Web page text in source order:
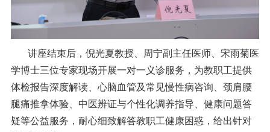
讲座结束后，倪光夏教授、周宁副主任医师、宋雨菊医
学博士三位专家现场开展一对一义诊服务，为教职工提供
体检报告深度解读、心脑血管及常见慢性病咨询、颈肩腰
腿痛推拿体验、中医辨证与个性化调养指导、健康问题答
疑等公益服务，耐心细致解答教职工健康困惑，给出针对